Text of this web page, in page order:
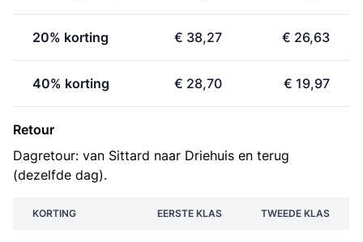
20% korting € 38,27 € 26,63
40% korting € 28,70 € 19,97
Retour
Dagretour: van Sittard naar Driehuis en terug
(dezelfde dag).
KORTING EERSTE KLAS TWEEDE KLAS